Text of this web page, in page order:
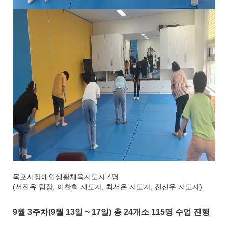
목포시장애인생활체육지도자 4명
(서진유 팀장, 이찬희 지도자, 최서은 지도자, 전선우 지도자)
9월 3주차(9월 13일 ~ 17일) 총 24개소 115명 수업 진행